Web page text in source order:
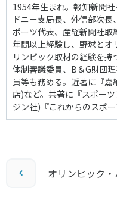
1954年生まれ。報知新聞
ドニー支局長、外信部次
ポーツ代表、産経新聞社取
年間以上経験し、野球と
リンピック取材の経験を
体制審議委員、B＆G財団
員等も務める。近著に『
店)など。共著に『スポー
ジン社)『これからのスポ
オリンピック